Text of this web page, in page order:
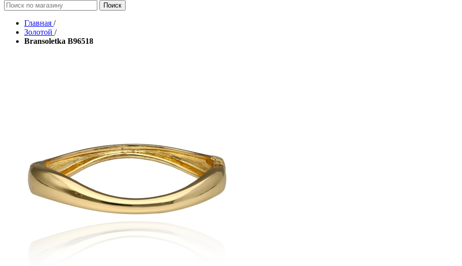
Поиск
Главная /
Золотой /
Bransoletka B96518